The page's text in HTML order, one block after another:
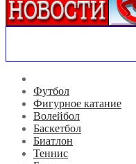
Футбол
Фигурное катание
Волейбол
Баскетбол
Биатлон
Теннис